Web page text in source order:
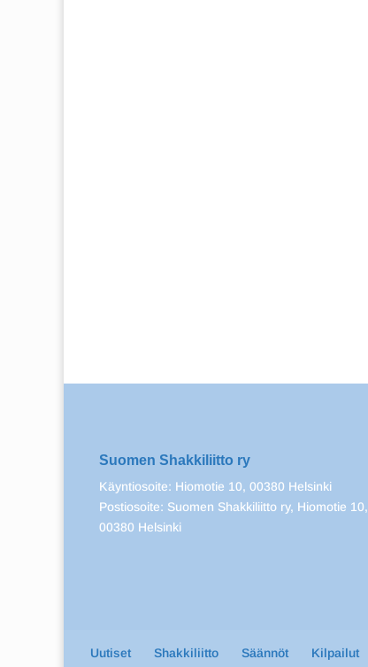
Suomen Shakkiliitto ry
Käyntiosoite: Hiomotie 10, 00380 Helsinki
Postiosoite: Suomen Shakkiliitto ry, Hiomotie 10,
00380 Helsinki
Uutiset Shakkiliitto Säännöt Kilpailut